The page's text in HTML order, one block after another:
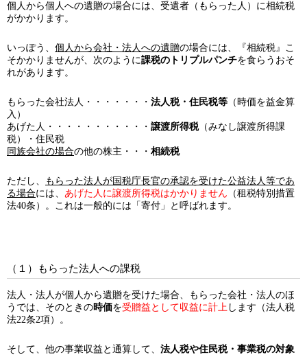
個人から個人への遺贈の場合には、受遺者（もらった人）に相続税
がかかります。
いっぽう、 個人から会社・法人への遺贈の場合には、『相続税』こ
そかかりませんが、次のように課税のトリプルパンチを食らうおそ
れがあります。
もらった会社法人・・・・・・・ 法人税・住民税等 （時価を益金算
入）
あげた人・・・・・・・・・・・ 譲渡所得税（みなし譲渡所得課
税）・住民税
同族会社の場合の他の株主・・・ 相続税
ただし、
もらった法人が国税庁長官の承認を受けた公益法人等であ
る場合には、 あげた人に譲渡所得税はかかりません （租税特別措置
法40条）。これは一般的には「寄付」と呼ばれます。
（１）もらった法人への課税
法人・法人が個人から遺贈を受けた場合、もらった会社・法人のほ
うでは、そのときの時価を受贈益として収益に計上 します（法人税
法22条2項）。
そして、他の事業収益と通算して、 法人税や住民税・事業税の対象